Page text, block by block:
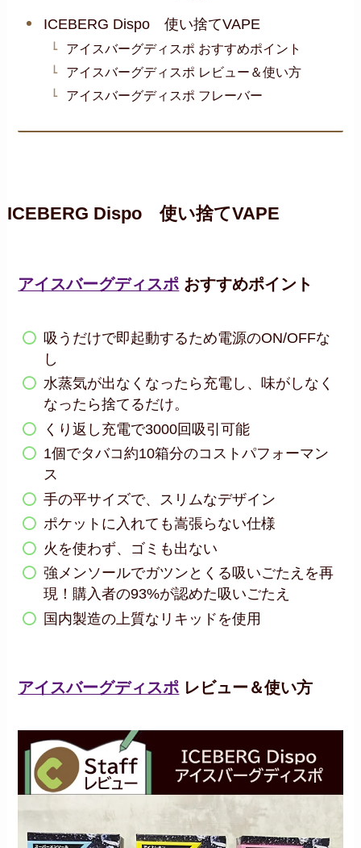
ICEBERG Dispo 使い捨てVAPE
アイスバーグディスポ おすすめポイント
アイスバーグディスポ レビュー＆使い方
アイスバーグディスポ フレーバー
ICEBERG Dispo 使い捨てVAPE
アイスバーグディスポ おすすめポイント
吸うだけで即起動するため電源のON/OFFな
し
水蒸気が出なくなったら充電し、味がしなく
なったら捨てるだけ。
くり返し充電で3000回吸引可能
1個でタバコ約10箱分のコストパフォーマン
ス
手の平サイズで、スリムなデザイン
ポケットに入れても嵩張らない仕様
火を使わず、ゴミも出ない
強メンソールでガツンとくる吸いごたえを再
現！購入者の93%が認めた吸いごたえ
国内製造の上質なリキッドを使用
アイスバーグディスポ レビュー＆使い方